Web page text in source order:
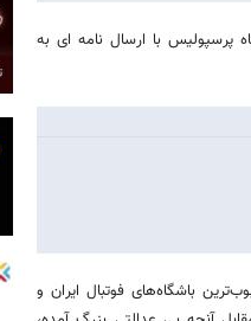
پرسپولیس با ارسال نامه ای به
باشگاه‌های فوتبال ایران و